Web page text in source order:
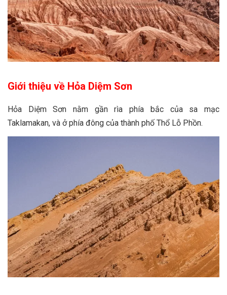
Giới thiệu về Hỏa Diệm Sơn
Hỏa Diệm Sơn nằm gần rìa phía bắc của sa mạc
Taklamakan, và ở phía đông của thành phố Thổ Lỗ Phồn.